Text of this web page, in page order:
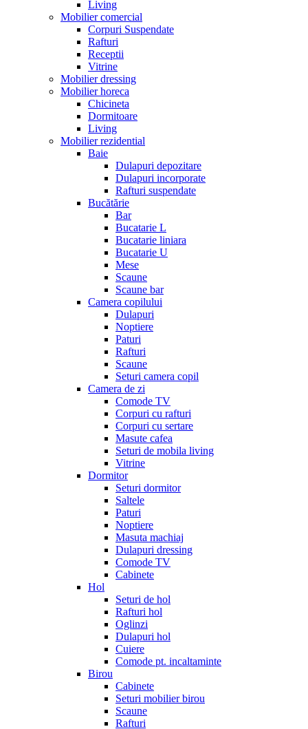
Living
Mobilier comercial
Corpuri Suspendate
Rafturi
Receptii
Vitrine
Mobilier dressing
Mobilier horeca
Chicineta
Dormitoare
Living
Mobilier rezidential
Baie
Dulapuri depozitare
Dulapuri incorporate
Rafturi suspendate
Bucătărie
Bar
Bucatarie L
Bucatarie liniara
Bucatarie U
Mese
Scaune
Scaune bar
Camera copilului
Dulapuri
Noptiere
Paturi
Rafturi
Scaune
Seturi camera copil
Camera de zi
Comode TV
Corpuri cu rafturi
Corpuri cu sertare
Masute cafea
Seturi de mobila living
Vitrine
Dormitor
Seturi dormitor
Saltele
Paturi
Noptiere
Masuta machiaj
Dulapuri dressing
Comode TV
Cabinete
Hol
Seturi de hol
Rafturi hol
Oglinzi
Dulapuri hol
Cuiere
Comode pt. incaltaminte
Birou
Cabinete
Seturi mobilier birou
Scaune
Rafturi